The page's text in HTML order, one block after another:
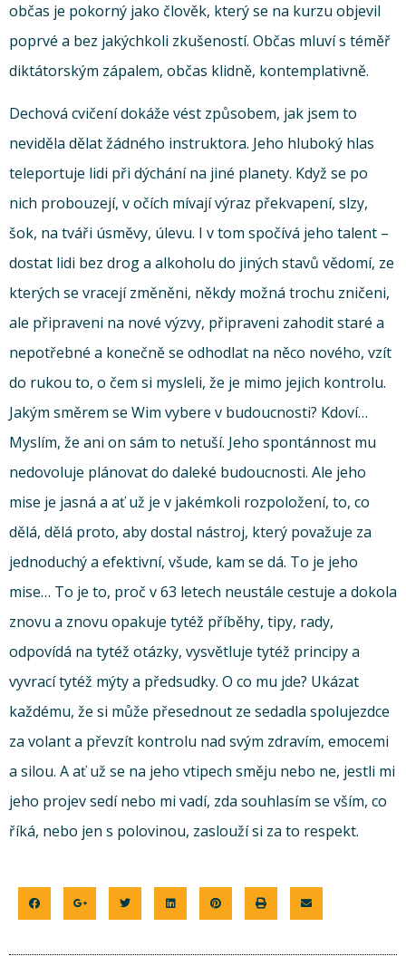
občas je pokorný jako člověk, který se na kurzu objevil
poprvé a bez jakýchkoli zkušeností. Občas mluví s téměř
diktátorským zápalem, občas klidně, kontemplativně.
Dechová cvičení dokáže vést způsobem, jak jsem to
neviděla dělat žádného instruktora. Jeho hluboký hlas
teleportuje lidi při dýchání na jiné planety. Když se po
nich probouzejí, v očích mívají výraz překvapení, slzy,
šok, na tváři úsměvy, úlevu. I v tom spočívá jeho talent –
dostat lidi bez drog a alkoholu do jiných stavů vědomí, ze
kterých se vracejí změněni, někdy možná trochu zničeni,
ale připraveni na nové výzvy, připraveni zahodit staré a
nepotřebné a konečně se odhodlat na něco nového, vzít
do rukou to, o čem si mysleli, že je mimo jejich kontrolu.
Jakým směrem se Wim vybere v budoucnosti? Kdoví…
Myslím, že ani on sám to netuší. Jeho spontánnost mu
nedovoluje plánovat do daleké budoucnosti. Ale jeho
mise je jasná a ať už je v jakémkoli rozpoložení, to, co
dělá, dělá proto, aby dostal nástroj, který považuje za
jednoduchý a efektivní, všude, kam se dá. To je jeho
mise… To je to, proč v 63 letech neustále cestuje a dokola
znovu a znovu opakuje tytéž příběhy, tipy, rady,
odpovídá na tytéž otázky, vysvětluje tytéž principy a
vyvrací tytéž mýty a předsudky. O co mu jde? Ukázat
každému, že si může přesednout ze sedadla spolujezdce
za volant a převzít kontrolu nad svým zdravím, emocemi
a silou. A ať už se na jeho vtipech směju nebo ne, jestli mi
jeho projev sedí nebo mi vadí, zda souhlasím se vším, co
říká, nebo jen s polovinou, zaslouží si za to respekt.